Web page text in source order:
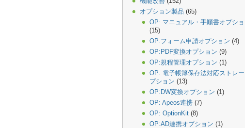
オプション製品 (65)
OP: マニュアル・手順書オプシ
(15)
OP:フォーム申請オプション (4)
OP:PDF変換オプション (9)
OP:規程管理オプション (1)
OP: 電子帳簿保存法対応ストレ
プション (13)
OP:DW変換オプション (1)
OP: Apeos連携 (7)
OP: OptionKit (8)
OP:AD連携オプション (1)